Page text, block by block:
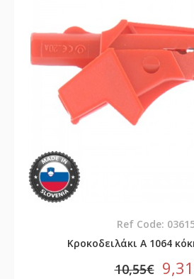
Ref Code:
Κροκοδειλάκι A 1064
10,55€